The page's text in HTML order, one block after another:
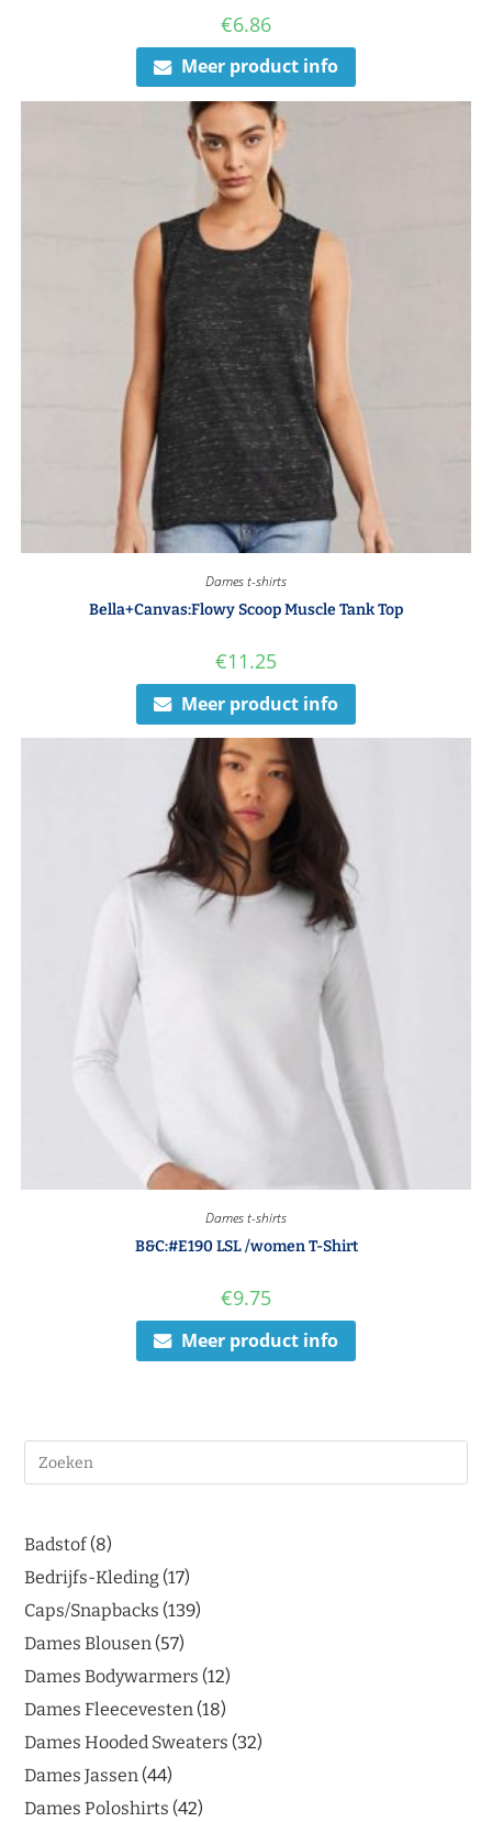
€6.86
Meer product info
Dames t-shirts
Bella+Canvas:Flowy Scoop Muscle Tank Top
€11.25
Meer product info
Dames t-shirts
B&C:#E190 LSL /women T-Shirt
€9.75
Meer product info
Badstof 8
Bedrijfs-Kleding 17
Caps/Snapbacks 139
Dames Blousen 57
Dames Bodywarmers 12
Dames Fleecevesten 18
Dames Hooded Sweaters 32
Dames Jassen 44
Dames Poloshirts 42